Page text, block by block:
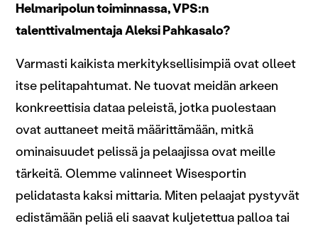
Helmaripolun toiminnassa, VPS:n
talenttivalmentaja Aleksi Pahkasalo?
Varmasti kaikista merkityksellisimpiä ovat olleet
itse pelitapahtumat. Ne tuovat meidän arkeen
konkreettisia dataa peleistä, jotka puolestaan
ovat auttaneet meitä määrittämään, mitkä
ominaisuudet pelissä ja pelaajissa ovat meille
tärkeitä. Olemme valinneet Wisesportin
pelidatasta kaksi mittaria. Miten pelaajat pystyvät
edistämään peliä eli saavat kuljetettua palloa tai